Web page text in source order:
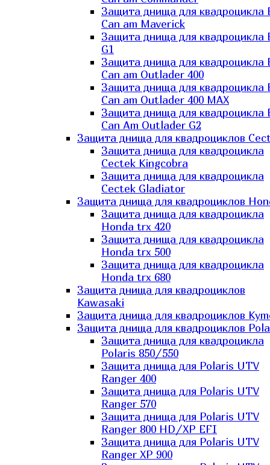
Защита днища для квадроцикла
Can am Maverick
Защита днища для квадроцикла
G1
Защита днища для квадроцикла
Can am Outlader 400
Защита днища для квадроцикла
Can am Outlader 400 MAX
Защита днища для квадроцикла
Can Аm Outlader G2
Защита днища для квадроциклов
Защита днища для квадроцикла
Cectek Kingcobra
Защита днища для квадроцикла
Cectek Gladiator
Защита днища для квадроциклов
Защита днища для квадроцикла
Honda trx 420
Защита днища для квадроцикла
Honda trx 500
Защита днища для квадроцикла
Honda trx 680
Защита днища для квадроциклов
Kawasaki
Защита днища для квадроциклов
Защита днища для квадроциклов
Защита днища для квадроцикла
Polaris 850/550
Защита днища для Polaris UTV
Ranger 400
Защита днища для Polaris UTV
Ranger 570
Защита днища для Polaris UTV
Ranger 800 HD/XP EFI
Защита днища для Polaris UTV
Ranger XP 900